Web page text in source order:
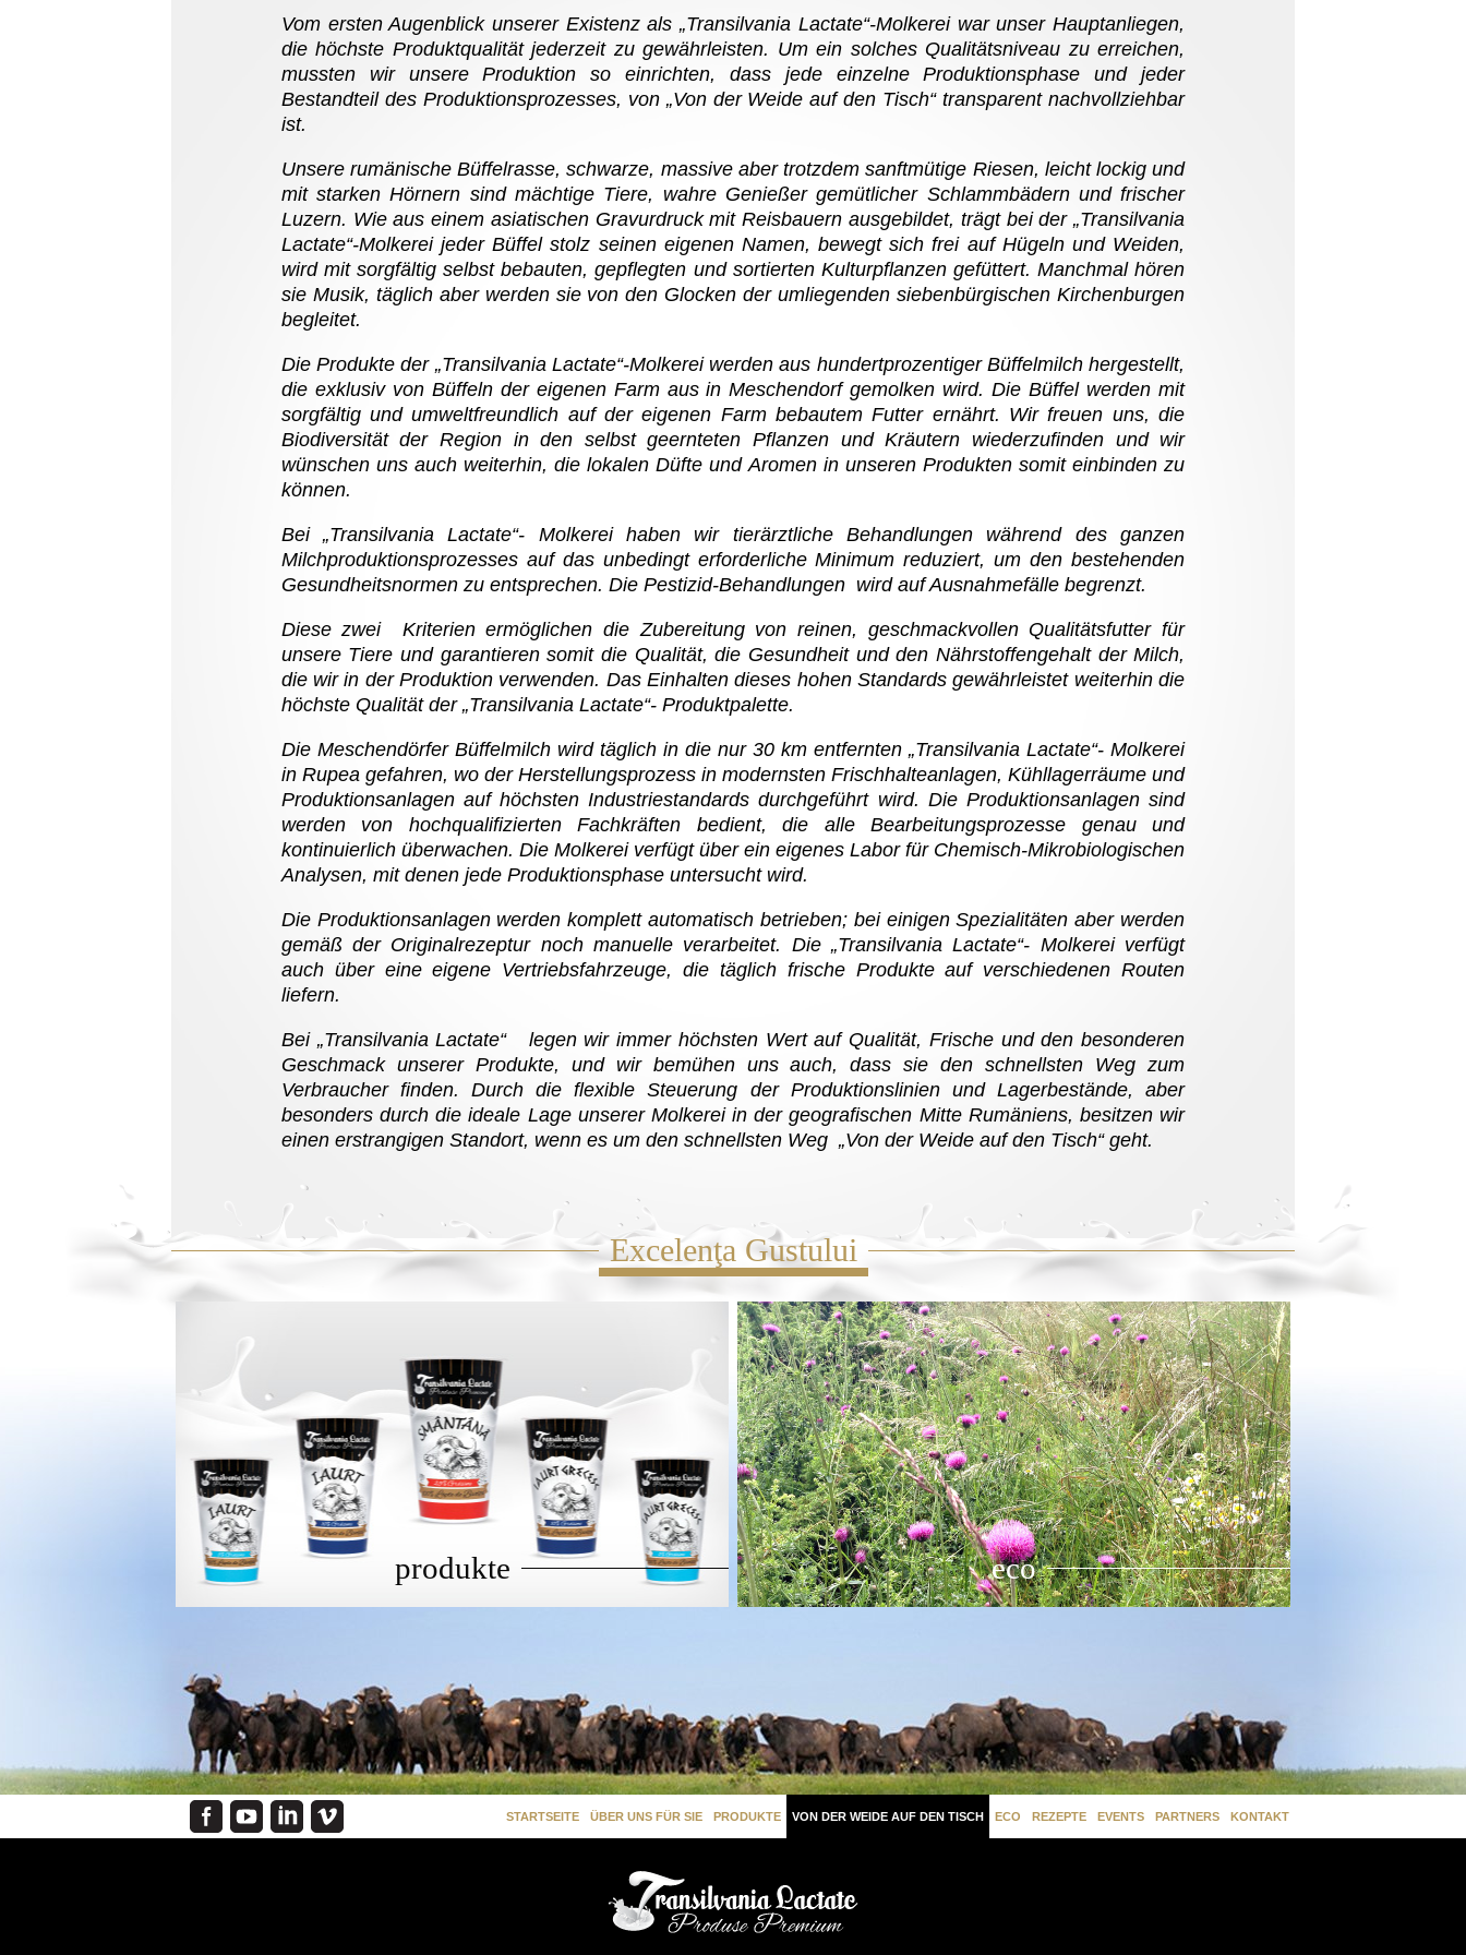
Vom ersten Augenblick unserer Existenz als „Transilvania Lactate“-Molkerei war unser Hauptanliegen,
die höchste Produktqualität jederzeit zu gewährleisten. Um ein solches Qualitätsniveau zu erreichen,
mussten wir unsere Produktion so einrichten, dass jede einzelne Produktionsphase und jeder
Bestandteil des Produktionsprozesses, von „Von der Weide auf den Tisch“ transparent nachvollziehbar
ist.
Unsere rumänische Büffelrasse, schwarze, massive aber trotzdem sanftmütige Riesen, leicht lockig und
mit starken Hörnern sind mächtige Tiere, wahre Genießer gemütlicher Schlammbädern und frischer
Luzern. Wie aus einem asiatischen Gravurdruck mit Reisbauern ausgebildet, trägt bei der „Transilvania
Lactate“-Molkerei jeder Büffel stolz seinen eigenen Namen, bewegt sich frei auf Hügeln und Weiden,
wird mit sorgfältig selbst bebauten, gepflegten und sortierten Kulturpflanzen gefüttert. Manchmal hören
sie Musik, täglich aber werden sie von den Glocken der umliegenden siebenbürgischen Kirchenburgen
begleitet.
Die Produkte der „Transilvania Lactate“-Molkerei werden aus hundertprozentiger Büffelmilch hergestellt,
die exklusiv von Büffeln der eigenen Farm aus in Meschendorf gemolken wird. Die Büffel werden mit
sorgfältig und umweltfreundlich auf der eigenen Farm bebautem Futter ernährt. Wir freuen uns, die
Biodiversität der Region in den selbst geernteten Pflanzen und Kräutern wiederzufinden und wir
wünschen uns auch weiterhin, die lokalen Düfte und Aromen in unseren Produkten somit einbinden zu
können.
Bei „Transilvania Lactate“- Molkerei haben wir tierärztliche Behandlungen während des ganzen
Milchproduktionsprozesses auf das unbedingt erforderliche Minimum reduziert, um den bestehenden
Gesundheitsnormen zu entsprechen. Die Pestizid-Behandlungen wird auf Ausnahmefälle begrenzt.
Diese zwei Kriterien ermöglichen die Zubereitung von reinen, geschmackvollen Qualitätsfutter für
unsere Tiere und garantieren somit die Qualität, die Gesundheit und den Nährstoffengehalt der Milch,
die wir in der Produktion verwenden. Das Einhalten dieses hohen Standards gewährleistet weiterhin die
höchste Qualität der „Transilvania Lactate“- Produktpalette.
Die Meschendörfer Büffelmilch wird täglich in die nur 30 km entfernten „Transilvania Lactate“- Molkerei
in Rupea gefahren, wo der Herstellungsprozess in modernsten Frischhalteanlagen, Kühllagerräume und
Produktionsanlagen auf höchsten Industriestandards durchgeführt wird. Die Produktionsanlagen sind
werden von hochqualifizierten Fachkräften bedient, die alle Bearbeitungsprozesse genau und
kontinuierlich überwachen. Die Molkerei verfügt über ein eigenes Labor für Chemisch-Mikrobiologischen
Analysen, mit denen jede Produktionsphase untersucht wird.
Die Produktionsanlagen werden komplett automatisch betrieben; bei einigen Spezialitäten aber werden
gemäß der Originalrezeptur noch manuelle verarbeitet. Die „Transilvania Lactate“- Molkerei verfügt
auch über eine eigene Vertriebsfahrzeuge, die täglich frische Produkte auf verschiedenen Routen
liefern.
Bei „Transilvania Lactate“ legen wir immer höchsten Wert auf Qualität, Frische und den besonderen
Geschmack unserer Produkte, und wir bemühen uns auch, dass sie den schnellsten Weg zum
Verbraucher finden. Durch die flexible Steuerung der Produktionslinien und Lagerbestände, aber
besonders durch die ideale Lage unserer Molkerei in der geografischen Mitte Rumäniens, besitzen wir
einen erstrangigen Standort, wenn es um den schnellsten Weg „Von der Weide auf den Tisch“ geht.
Excelenţa Gustului
produkte eco
STARTSEITE ÜBER UNS FÜR SIE PRODUKTE VON DER WEIDE AUF DEN TISCH ECO REZEPTE EVENTS PARTNERS KONTAKT